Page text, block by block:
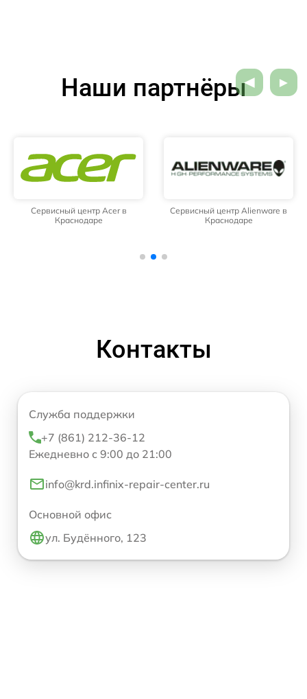
Наши партнёры
Сервисный центр Acer в
Краснодаре
Сервисный центр Alienware в
Краснодаре
Контакты
Служба поддержки
+7 (861) 212-36-12
Ежедневно с 9:00 до 21:00
info@krd.infinix-repair-center.ru
Основной офис
ул. Будённого, 123